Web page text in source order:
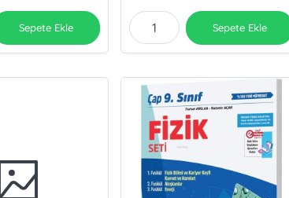
Sepete Ekle Sepete Ekle